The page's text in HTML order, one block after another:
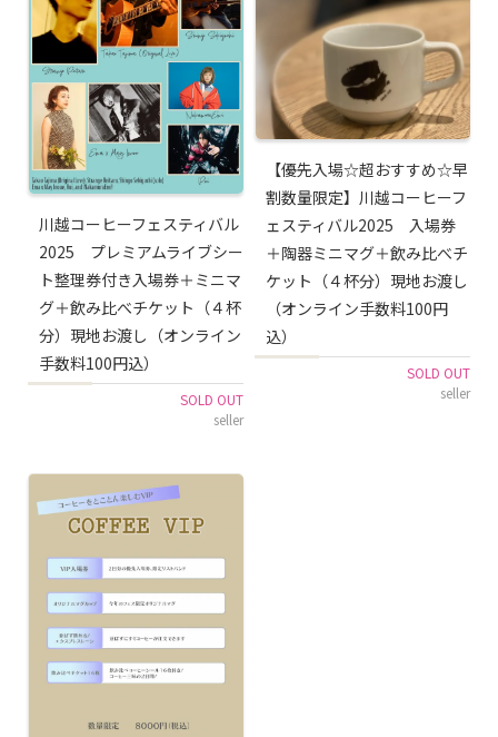
川越コーヒーフェスティバル
2025 プレミアムライブシー
ト整理券付き入場券＋ミニマ
グ＋飲み比べチケット（４杯
分）現地お渡し（オンライン
手数料100円込）
SOLD OUT
seller
【優先入場☆超おすすめ☆早
割数量限定】川越コーヒーフ
ェスティバル2025 入場券
＋陶器ミニマグ＋飲み比べチ
ケット（４杯分）現地お渡し
（オンライン手数料100円
込）
SOLD OUT
seller